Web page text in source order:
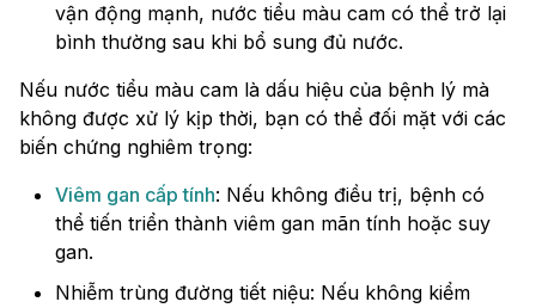
vận động mạnh, nước tiểu màu cam có thể trở lại
bình thường sau khi bổ sung đủ nước.
Nếu nước tiểu màu cam là dấu hiệu của bệnh lý mà
không được xử lý kịp thời, bạn có thể đối mặt với các
biến chứng nghiêm trọng:
Viêm gan cấp tính: Nếu không điều trị, bệnh có
thể tiến triển thành viêm gan mãn tính hoặc suy
gan.
Nhiễm trùng đường tiết niệu: Nếu không kiểm